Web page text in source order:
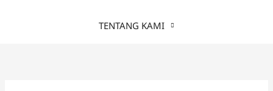
TENTANG KAMI